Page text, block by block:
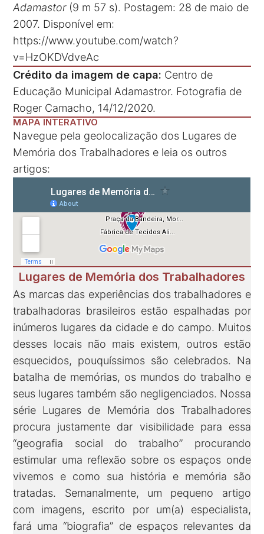
Adamastor(9 m 57 s). Postagem: 28 de maio de
2007. Disponível em:
https://www.youtube.com/watch?
v=HzOKDVdveAc
Crédito da imagem de capa: Centro de
Educação Municipal Adamastror. Fotografia de
Roger Camacho, 14/12/2020.
MAPA INTERATIVO
Navegue pela geolocalização dos Lugares de
Memória dos Trabalhadores e leia os outros
artigos:
Lugares de Memória dos Trabalhadores
As marcas das experiências dos trabalhadores e
trabalhadoras brasileiros estão espalhadas por
inúmeros lugares da cidade e do campo. Muitos
desses locais não mais existem, outros estão
esquecidos, pouquíssimos são celebrados. Na
batalha de memórias, os mundos do trabalho e
seus lugares também são negligenciados. Nossa
série Lugares de Memória dos Trabalhadores
procura justamente dar visibilidade para essa
“geografia social do trabalho” procurando
estimular uma reflexão sobre os espaços onde
vivemos e como sua história e memória são
tratadas. Semanalmente, um pequeno artigo
com imagens, escrito por um(a) especialista,
fará uma “biografia” de espaços relevantes da